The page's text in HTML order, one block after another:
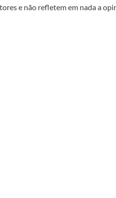
e não refletem em nada a